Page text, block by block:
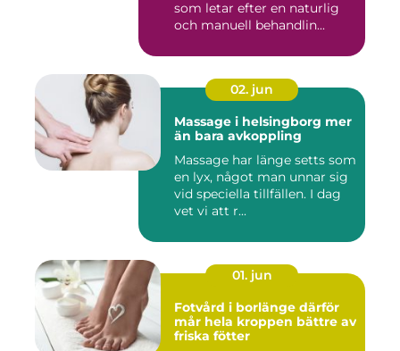
som letar efter en naturlig
och manuell behandlin...
02. jun
Massage i helsingborg mer
än bara avkoppling
Massage har länge setts som
en lyx, något man unnar sig
vid speciella tillfällen. I dag
vet vi att r...
01. jun
Fotvård i borlänge därför
mår hela kroppen bättre av
friska fötter